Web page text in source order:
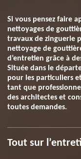
Si vous pensez faire
nettoyages de
travaux de zinguerie
nettoyage de
d’entretien grâce à
Située dans le
pour les particuliers
tant que
des architectes et
toutes demandes.
Tout sur